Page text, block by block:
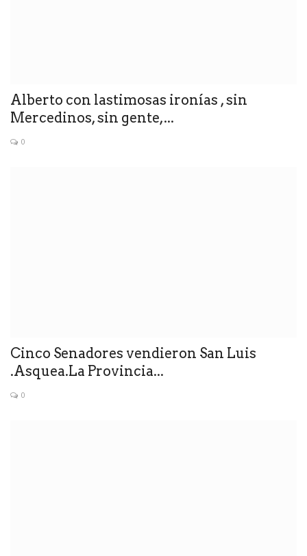
Alberto con lastimosas ironías , sin
Mercedinos, sin gente,...
0
Cinco Senadores vendieron San Luis
.Asquea.La Provincia...
0